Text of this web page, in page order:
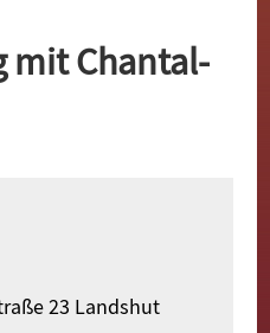
mit Chantal-
23 Landshut